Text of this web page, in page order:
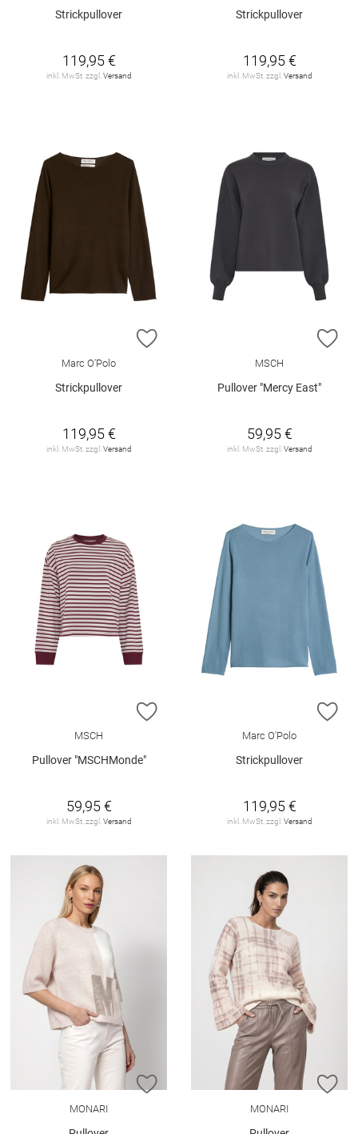
Strickpullover
119,95 €
inkl. MwSt. zzgl. Versand
Strickpullover
119,95 €
inkl. MwSt. zzgl. Versand
ZUR WUNSCHLISTE HINZUFÜGEN
Marc O'Polo
Strickpullover
119,95 €
inkl. MwSt. zzgl. Versand
MSCH
Pullover "Mercy East"
59,95 €
inkl. MwSt. zzgl. Versand
ZUR WUNSCHLISTE HINZUFÜGEN
MSCH
Pullover "MSCHMonde"
59,95 €
inkl. MwSt. zzgl. Versand
Marc O'Polo
Strickpullover
119,95 €
inkl. MwSt. zzgl. Versand
ZUR WUNSCHLISTE HINZUFÜGEN
MONARI MONARI